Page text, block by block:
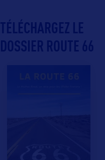
TÉLÉCHARGEZ LE
DOSSIER ROUTE 66